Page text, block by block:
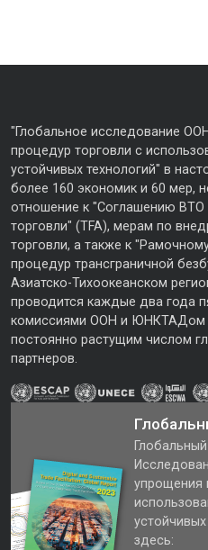
"Глобальное исследование
процедур торговли с
устойчивых технологий" в
более 160 экономик и 60 мер,
отношение к "Соглашению
торговли" (TFA), мерам по
торговли, а также к
процедур трансграничной
Азиатско-Тихоокеанском
проводится каждые два года
комиссиями ООН и ЮНКТАДом
постоянно растущим числом
партнеров.
упрощения
здесь: